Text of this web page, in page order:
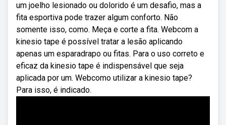
um joelho lesionado ou dolorido é um desafio, mas a
fita esportiva pode trazer algum conforto. Não
somente isso, como. Meça e corte a fita. Webcom a
kinesio tape é possível tratar a lesão aplicando
apenas um esparadrapo ou fitas. Para o uso correto e
eficaz da kinesio tape é indispensável que seja
aplicada por um. Webcomo utilizar a kinesio tape?
Para isso, é indicado.